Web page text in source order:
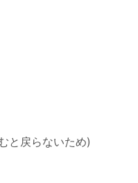
と戻らないため)